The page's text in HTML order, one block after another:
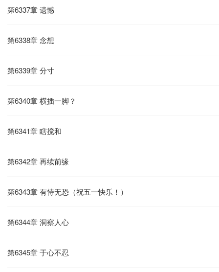
第6337章 遗憾
第6338章 念想
第6339章 分寸
第6340章 横插一脚？
第6341章 瞎搅和
第6342章 再续前缘
第6343章 有恃无恐（祝五一快乐！）
第6344章 洞察人心
第6345章 于心不忍